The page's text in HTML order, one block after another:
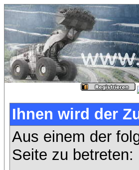
Ihnen wird der
Aus einem der
Seite zu betreten: